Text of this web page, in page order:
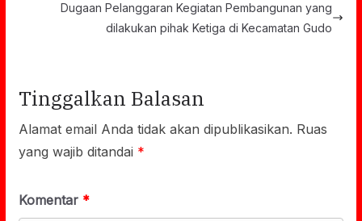
Dugaan Pelanggaran Kegiatan Pembangunan yang
dilakukan pihak Ketiga di Kecamatan Gudo
Tinggalkan Balasan
Alamat email Anda tidak akan dipublikasikan. Ruas
yang wajib ditandai *
Komentar *